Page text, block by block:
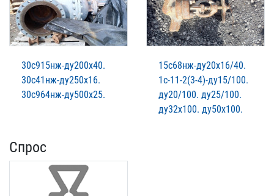
30с915нж-ду200х40.
30с41нж-ду250х16.
30с964нж-ду500х25.
15с68нж-ду20х16/40.
1с-11-2(3-4)-ду15/100.
ду20/100. ду25/100.
ду32х100. ду50х100.
Спрос